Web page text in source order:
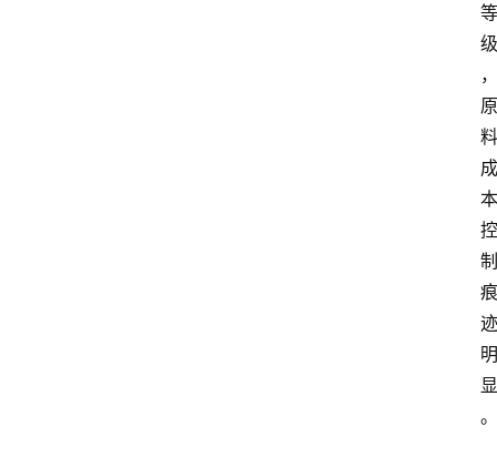
等
级
，
原
料
成
本
控
制
痕
迹
明
显
。